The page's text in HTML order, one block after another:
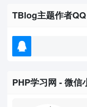
TBlog主题作者QQ
PHP学习网 - 微信